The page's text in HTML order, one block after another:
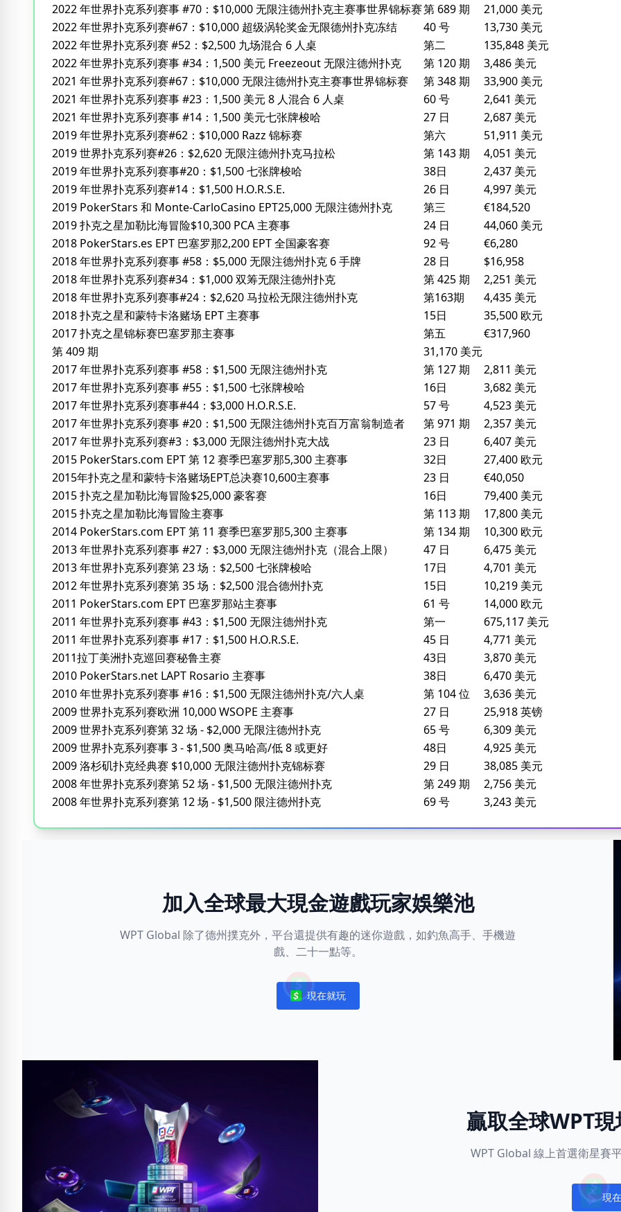
2022 年世界扑克系列赛事 #70：$10,000 无限注德州扑克主赛事世界锦标赛第 689 期
21,000 美元
2022 年世界扑克系列赛#67：$10,000 超级涡轮奖金无限德州扑克冻结
40 号
13,730 美元
2022 年世界扑克系列赛 #52：$2,500 九场混合 6 人桌
第二
135,848 美元
2022 年世界扑克系列赛事 #34：1,500 美元 Freezeout 无限注德州扑克
第 120 期
3,486 美元
2021 年世界扑克系列赛#67：$10,000 无限注德州扑克主赛事世界锦标赛
第 348 期
33,900 美元
2021 年世界扑克系列赛事 #23：1,500 美元 8 人混合 6 人桌
60 号
2,641 美元
2021 年世界扑克系列赛事 #14：1,500 美元七张牌梭哈
27 日
2,687 美元
2019 年世界扑克系列赛#62：$10,000 Razz 锦标赛
第六
51,911 美元
2019 世界扑克系列赛#26：$2,620 无限注德州扑克马拉松
第 143 期
4,051 美元
2019 年世界扑克系列赛事#20：$1,500 七张牌梭哈
38日
2,437 美元
2019 年世界扑克系列赛#14：$1,500 H.O.R.S.E.
26 日
4,997 美元
2019 PokerStars 和 Monte-CarloCasino EPT25,000 无限注德州扑克
第三
€184,520
2019 扑克之星加勒比海冒险$10,300 PCA 主赛事
24 日
44,060 美元
2018 PokerStars.es EPT 巴塞罗那2,200 EPT 全国豪客赛
92 号
€6,280
2018 年世界扑克系列赛事 #58：$5,000 无限注德州扑克 6 手牌
28 日
$16,958
2018 年世界扑克系列赛#34：$1,000 双筹无限注德州扑克
第 425 期
2,251 美元
2018 年世界扑克系列赛事#24：$2,620 马拉松无限注德州扑克
第163期
4,435 美元
2018 扑克之星和蒙特卡洛赌场 EPT 主赛事
15日
35,500 欧元
2017 扑克之星锦标赛巴塞罗那主赛事
第五
€317,960
第 409 期
31,170 美元
2017 年世界扑克系列赛事 #58：$1,500 无限注德州扑克
第 127 期
2,811 美元
2017 年世界扑克系列赛事 #55：$1,500 七张牌梭哈
16日
3,682 美元
2017 年世界扑克系列赛事#44：$3,000 H.O.R.S.E.
57 号
4,523 美元
2017 年世界扑克系列赛事 #20：$1,500 无限注德州扑克百万富翁制造者
第 971 期
2,357 美元
2017 年世界扑克系列赛#3：$3,000 无限注德州扑克大战
23 日
6,407 美元
2015 PokerStars.com EPT 第 12 赛季巴塞罗那5,300 主赛事
32日
27,400 欧元
2015年扑克之星和蒙特卡洛赌场EPT总决赛10,600主赛事
23 日
€40,050
2015 扑克之星加勒比海冒险$25,000 豪客赛
16日
79,400 美元
2015 扑克之星加勒比海冒险主赛事
第 113 期
17,800 美元
2014 PokerStars.com EPT 第 11 赛季巴塞罗那5,300 主赛事
第 134 期
10,300 欧元
2013 年世界扑克系列赛事 #27：$3,000 无限注德州扑克（混合上限）
47 日
6,475 美元
2013 年世界扑克系列赛第 23 场：$2,500 七张牌梭哈
17日
4,701 美元
2012 年世界扑克系列赛第 35 场：$2,500 混合德州扑克
15日
10,219 美元
2011 PokerStars.com EPT 巴塞罗那站主赛事
61 号
14,000 欧元
2011 年世界扑克系列赛事 #43：$1,500 无限注德州扑克
第一
675,117 美元
2011 年世界扑克系列赛事 #17：$1,500 H.O.R.S.E.
45 日
4,771 美元
2011拉丁美洲扑克巡回赛秘鲁主赛
43日
3,870 美元
2010 PokerStars.net LAPT Rosario 主赛事
38日
6,470 美元
2010 年世界扑克系列赛事 #16：$1,500 无限注德州扑克/六人桌
第 104 位
3,636 美元
2009 世界扑克系列赛欧洲 10,000 WSOPE 主赛事
27 日
25,918 英镑
2009 世界扑克系列赛第 32 场 - $2,000 无限注德州扑克
65 号
6,309 美元
2009 世界扑克系列赛事 3 - $1,500 奥马哈高/低 8 或更好
48日
4,925 美元
2009 洛杉矶扑克经典赛 $10,000 无限注德州扑克锦标赛
29 日
38,085 美元
2008 年世界扑克系列赛第 52 场 - $1,500 无限注德州扑克
第 249 期
2,756 美元
2008 年世界扑克系列赛第 12 场 - $1,500 限注德州扑克
69 号 3,243 美元
加入全球最大現金遊戲玩家娛樂池
WPT Global 除了德州撲克外，平台還提供有趣的迷你遊戲，如釣魚高手、手機遊
戲、二十一點等。
Notifications
現在就玩
贏取全球WPT
WPT Global 線上首選衛星賽
現